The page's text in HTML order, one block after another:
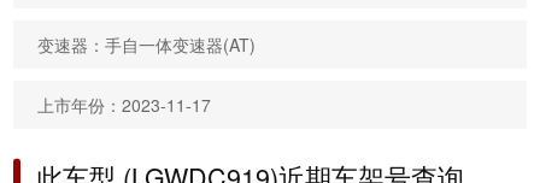
变速器：手自一体变速器(AT)
上市年份：2023-11-17